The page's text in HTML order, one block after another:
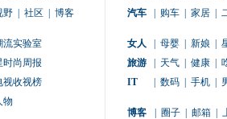
野 社区 博客
流实验室
时尚周报
视收视榜
物
汽车
购车 家居
女人 母婴 新娘
旅游
天气 健康
IT
数码 手机
博客 圈子 邮箱